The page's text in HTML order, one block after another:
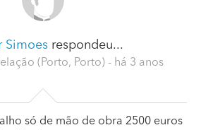
Simoesrespondeu...
(Porto, Porto) - há 3 anos
só de mão de obra 2500 euros